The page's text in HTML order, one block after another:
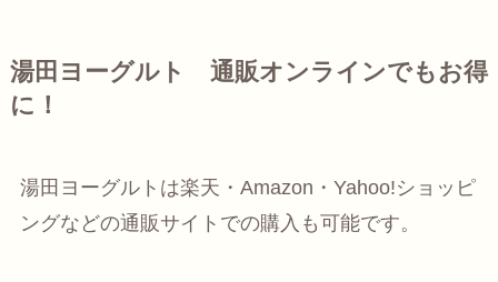
湯田ヨーグルト 通販オンラインでもお得
に！
湯田ヨーグルトは楽天・Amazon・Yahoo!ショッピ
ングなどの通販サイトでの購入も可能です。